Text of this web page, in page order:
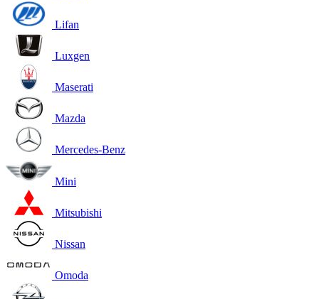
Lifan
Luxgen
Maserati
Mazda
Mercedes-Benz
Mini
Mitsubishi
Nissan
Omoda